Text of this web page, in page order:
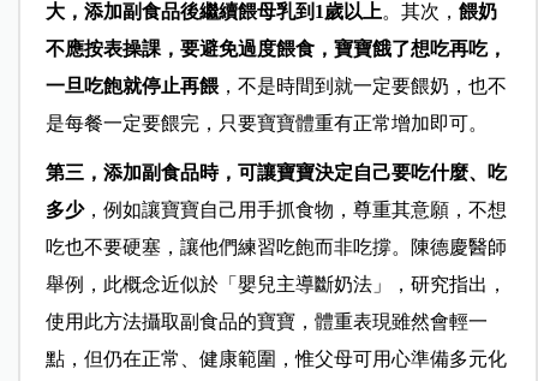
大，添加副食品後繼續餵母乳到1歲以上。其次， 餵奶
不應按表操課，要避免過度餵食，寶寶餓了想吃再吃，
一旦吃飽就停止再餵，不是時間到就一定要餵奶，也不
是每餐一定要餵完，只要寶寶體重有正常增加即可。
第三，添加副食品時，可讓寶寶決定自己要吃什麼、吃
多少，例如讓寶寶自己用手抓食物，尊重其意願，不想
吃也不要硬塞，讓他們練習吃飽而非吃撐。陳德慶醫師
舉例，此概念近似於「 嬰兒主導斷奶法」，研究指出，
使用此方法攝取副食品的寶寶，體重表現雖然會輕一
點，但仍在正常、健康範圍，惟父母可用心準備多元化